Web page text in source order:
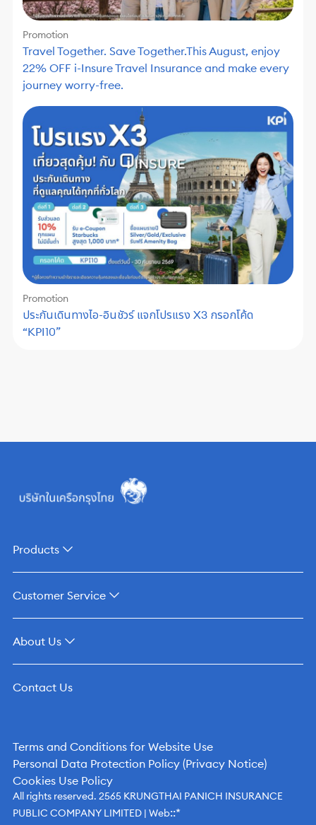
Promotion
Travel Together. Save Together.This August, enjoy
22% OFF i-Insure Travel Insurance and make every
journey worry-free.
Promotion
ประกันเดินทางไอ-อินชัวร์ แจกโปรแรง X3 กรอกโค้ด
“KPI10”
Products
Customer Service
About Us
Contact Us
Terms and Conditions for Website Use
Personal Data Protection Policy (Privacy Notice)
Cookies Use Policy
All rights reserved. 2565 KRUNGTHAI PANICH INSURANCE
PUBLIC COMPANY LIMITED | Web::*